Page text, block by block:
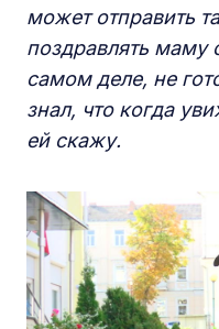
может отправить
поздравлять
самом деле, не
знал, что когда
ей скажу.